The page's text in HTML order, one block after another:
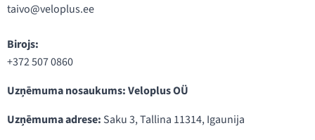
taivo@veloplus.ee
Birojs:
+372 507 0860
Uzņēmuma nosaukums: Veloplus OÜ
Uzņēmuma adrese: Saku 3, Tallina 11314, Igaunija